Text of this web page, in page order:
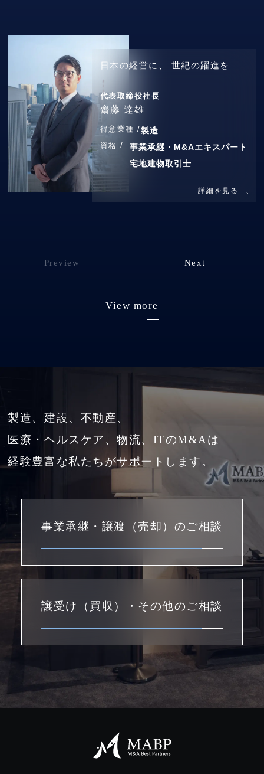
日本の経営に、 世紀の躍進を
代表取締役社長
齋藤 達雄
得意業種 /製造
資格 /
事業承継・M&Aエキスパート
宅地建物取引士
詳細を見る
Preview Next
View more
製造、建設、不動産、
医療・ヘルスケア、物流、ITのM&Aは
経験豊富な私たちがサポートします。
事業承継・譲渡（売却）のご相談
譲受け（買収）・その他のご相談